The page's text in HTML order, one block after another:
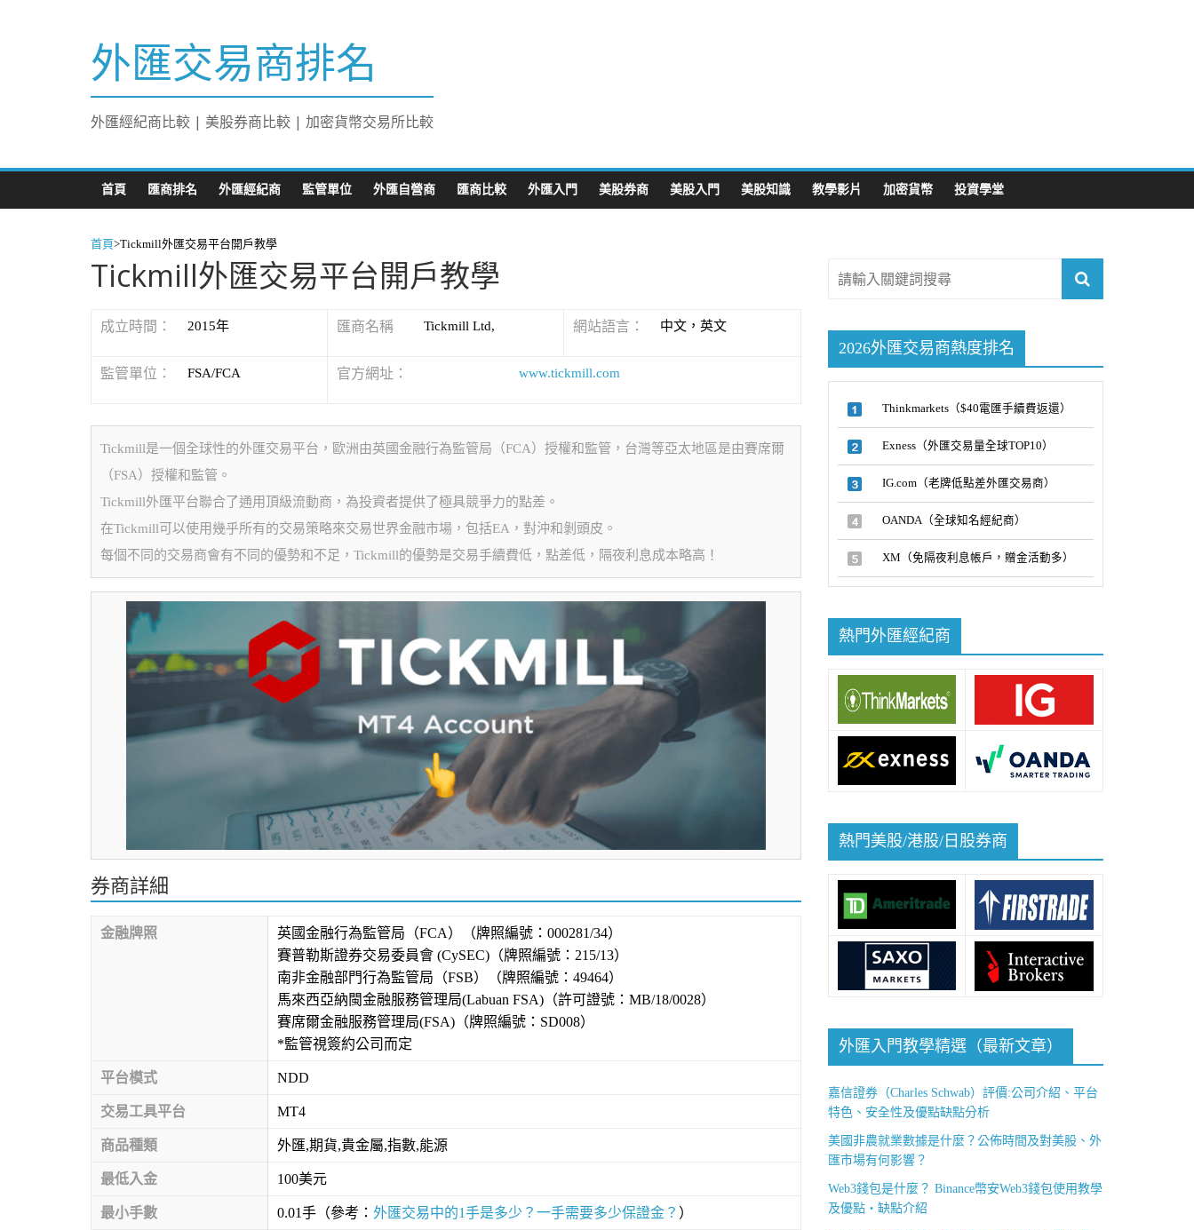
外匯交易商排名
外匯經紀商比較 | 美股券商比較 | 加密貨幣交易所比較
首頁 匯商排名 外匯經紀商 監管單位 外匯自營商 匯商比較 外匯入門 美股券商 美股入門 美股知識 教學影片 加密貨幣 投資學堂
首頁>Tickmill外匯交易平台開戶教學
Tickmill外匯交易平台開戶教學
成立時間： 2015年 匯商名稱 Tickmill Ltd, 網站語言： 中文，英文
監管單位： FSA/FCA 官方網址： www.tickmill.com
Tickmill是一個全球性的外匯交易平台，歐洲由英國金融行為監管局（FCA）授權和監管，台灣等亞太地區是由賽席爾
（FSA）授權和監管。
Tickmill外匯平台聯合了通用頂級流動商，為投資者提供了極具競爭力的點差。
在Tickmill可以使用幾乎所有的交易策略來交易世界金融市場，包括EA，對沖和剝頭皮。
每個不同的交易商會有不同的優勢和不足，Tickmill的優勢是交易手續費低，點差低，隔夜利息成本略高！
券商詳細
金融牌照
英國金融行為監管局（FCA）（牌照編號：000281/34）
賽普勒斯證券交易委員會 (CySEC)（牌照編號：215/13）
南非金融部門行為監管局（FSB）（牌照編號：49464）
馬來西亞納閩金融服務管理局(Labuan FSA)（許可證號：MB/18/0028）
賽席爾金融服務管理局(FSA)（牌照編號：SD008）
*監管視簽約公司而定
平台模式 NDD
交易工具平台 MT4
商品種類 外匯,期貨,貴金屬,指數,能源
最低入金 100美元
最小手數 0.01手（參考： 外匯交易中的1手是多少？一手需要多少保證金？ ）
2026外匯交易商熱度排名
Thinkmarkets（$40電匯手續費返還）
Exness（外匯交易量全球TOP10）
IG.com（老牌低點差外匯交易商）
OANDA（全球知名經紀商）
XM（免隔夜利息帳戶，贈金活動多）
熱門外匯經紀商
熱門美股/港股/日股券商
外匯入門教學精選（最新文章）
嘉信證券（Charles Schwab）評價:公司介紹、平台
特色、安全性及優點缺點分析
美國非農就業數據是什麼？公佈時間及對美股、外
匯市場有何影響？
Web3錢包是什麼？ Binance幣安Web3錢包使用教學
及優點・缺點介紹